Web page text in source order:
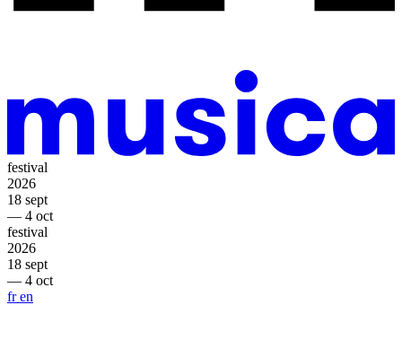
festival
2026
18 sept
— 4 oct
festival
2026
18 sept
— 4 oct
fren